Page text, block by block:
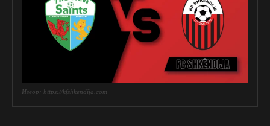
Извор: https://kfshkendija.com